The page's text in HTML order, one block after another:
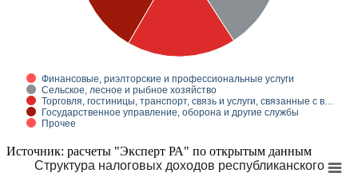
Финансовые, риэлторские и профессиональные услуги
Сельское, лесное и рыбное хозяйство
Торговля, гостиницы, транспорт, связь и услуги, связанные с в…
Государственное управление, оборона и другие службы
Прочее
Источник: расчеты "Эксперт РА" по открытым данным
Структура налоговых доходов республиканского